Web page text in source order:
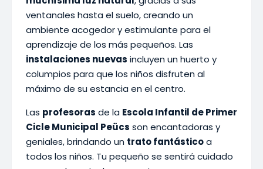
ventanales hasta el suelo, creando un
ambiente acogedor y estimulante para el
aprendizaje de los más pequeños. Las
instalaciones nuevas incluyen un huerto y
columpios para que los niños disfruten al
máximo de su estancia en el centro.
Las profesoras de la Escola Infantil de Primer
Cicle Municipal Peücs son encantadoras y
geniales, brindando un trato fantásticoa
todos los niños. Tu pequeño se sentirá cuidado